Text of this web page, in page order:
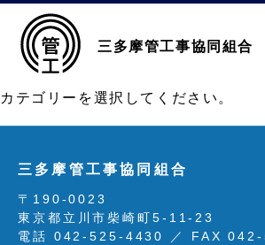
三多摩管工事協同組合
カテゴリーを選択してください。
三多摩管工事協同組合
〒190-0023
東京都立川市柴崎町5-11-23
電話 042-525-4430 ／ FAX